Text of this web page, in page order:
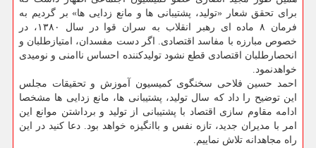
برای تحقق شعار «تولید، پشتیبانی ها و مانع زدایی ها» بر گردیم به
فرمان ۸ ماده ای رهبر انقلاب به سران قوا در سال ۱۳۸۰، در
خصوص مبارزه با مفاسد اقتصادی. اگر دست مفسدان، امتیازطلبان و
انحصارطلبان اقتصادی قطع نشود تولیدکننده احساس ناامنی و نومیدی
خواهدنمود.
احمد حسین فلاحی سخنگوی کمیسیون آموزش و تحقیقات مجلس
این توضیح را داد که سال تولید، پشتیبانی ها، مانع زدایی ها مشخصا
ادامه مقاوم سازی اقتصاد با پشتیبانی از تولید و برداشتن موانع این
امر با مدیران جدید، تازه نفس و باانگیزه خواهد بود. ‏دعا کنید در این
راه مجاهدانه تلاش نماییم.